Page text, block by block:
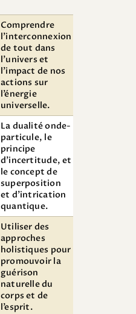
Comprendre
l’interconnexion
de tout dans
l’univers et
l’impact de nos
actions sur
l’énergie
universelle.
La dualité onde-
particule, le
principe
d’incertitude, et
le concept de
superposition
et d’intrication
quantique.
Utiliser des
approches
holistiques pour
promouvoir la
guérison
naturelle du
corps et de
l’esprit.